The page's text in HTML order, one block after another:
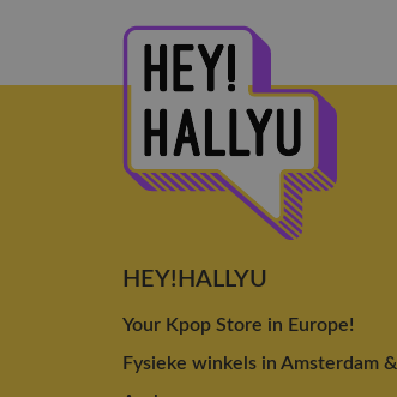
HEY!HALLYU
Your Kpop Store in Europe!
Fysieke winkels in Amsterdam &